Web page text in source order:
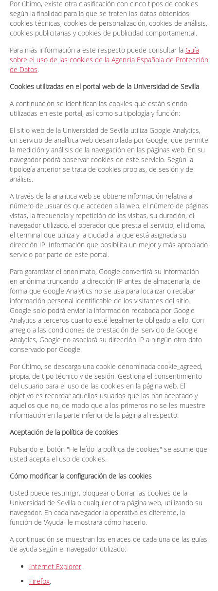
Por último, existe otra clasificación con cinco tipos de cookies
según la finalidad para la que se traten los datos obtenidos:
cookies técnicas, cookies de personalización, cookies de análisis,
cookies publicitarias y cookies de publicidad comportamental.
Para más información a este respecto puede consultar la Guía
sobre el uso de las cookies de la Agencia Española de Protección
de Datos.
Cookies utilizadas en el portal web de la Universidad de Sevilla
A continuación se identifican las cookies que están siendo
utilizadas en este portal, así como su tipología y función:
El sitio web de la Universidad de Sevilla utiliza Google Analytics,
un servicio de analítica web desarrollada por Google, que permite
la medición y análisis de la navegación en las páginas web. En su
navegador podrá observar cookies de este servicio. Según la
tipología anterior se trata de cookies propias, de sesión y de
análisis.
A través de la analítica web se obtiene información relativa al
número de usuarios que acceden a la web, el número de páginas
vistas, la frecuencia y repetición de las visitas, su duración, el
navegador utilizado, el operador que presta el servicio, el idioma,
el terminal que utiliza y la ciudad a la que está asignada su
dirección IP. Información que posibilita un mejor y más apropiado
servicio por parte de este portal.
Para garantizar el anonimato, Google convertirá su información
en anónima truncando la dirección IP antes de almacenarla, de
forma que Google Analytics no se usa para localizar o recabar
información personal identificable de los visitantes del sitio.
Google solo podrá enviar la información recabada por Google
Analytics a terceros cuanto esté legalmente obligado a ello. Con
arreglo a las condiciones de prestación del servicio de Google
Analytics, Google no asociará su dirección IP a ningún otro dato
conservado por Google.
Por último, se descarga una cookie denominada cookie_agreed,
propia, de tipo técnico y de sesión. Gestiona el consentimiento
del usuario para el uso de las cookies en la página web. El
objetivo es recordar aquellos usuarios que las han aceptado y
aquellos que no, de modo que a los primeros no se les muestre
información en la parte inferior de la página al respecto.
Aceptación de la política de cookies
Pulsando el botón "He leído la política de cookies" se asume que
usted acepta el uso de cookies.
Cómo modificar la configuración de las cookies
Usted puede restringir, bloquear o borrar las cookies de la
Universidad de Sevilla o cualquier otra página web, utilizando su
navegador. En cada navegador la operativa es diferente, la
función de 'Ayuda" le mostrará cómo hacerlo.
A continuación se muestran los enlaces de cada una de las guías
de ayuda según el navegador utilizado:
Internet Explorer.
Firefox.